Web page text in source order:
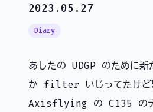
2023.05.27
Diary
あしたの UDGP のために
か filter いじってたけど悪
Axisflying の C135 のデ